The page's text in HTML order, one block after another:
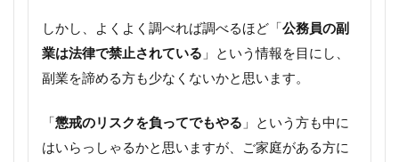
しかし、よくよく調べれば調べるほど「公務員の副
業は法律で禁止されている 」という情報を目にし、
副業を諦める方も少なくないかと思います。
「懲戒のリスクを負ってでもやる 」という方も中に
はいらっしゃるかと思いますが、ご家庭がある方に